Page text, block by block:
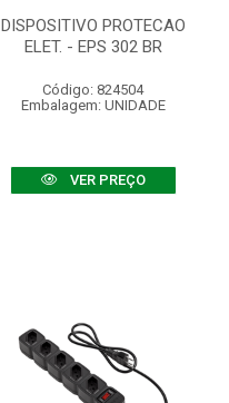
DISPOSITIVO PROTECAO
ELET. - EPS 302 BR
Código: 824504
Embalagem: UNIDADE
VER PREÇO